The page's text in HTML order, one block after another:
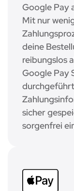
Google Pay
Mit nur
deine
reibungslos
Google Pay
sicher
sorgenfrei